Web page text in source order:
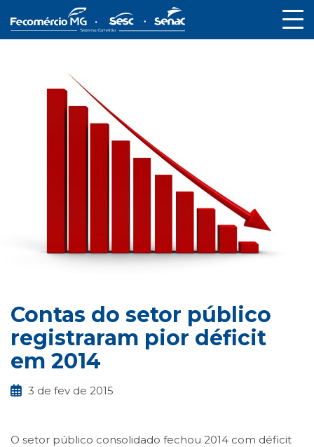
Contas do setor público
registraram pior déficit
em 2014
3 de fev de 2015
O setor público consolidado fechou 2014 com déficit